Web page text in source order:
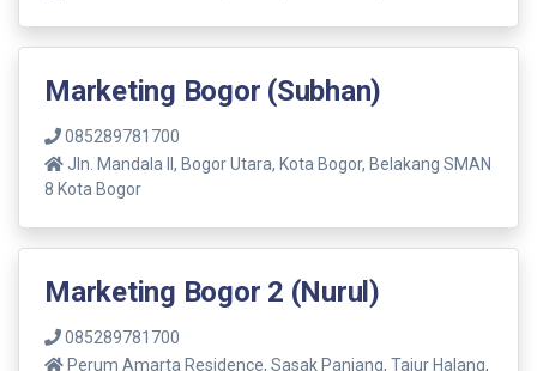
Marketing Bogor (Subhan)
085289781700
Jln. Mandala ll, Bogor Utara, Kota Bogor, Belakang SMAN
8 Kota Bogor
Marketing Bogor 2 (Nurul)
085289781700
Perum Amarta Residence, Sasak Panjang, Tajur Halang,